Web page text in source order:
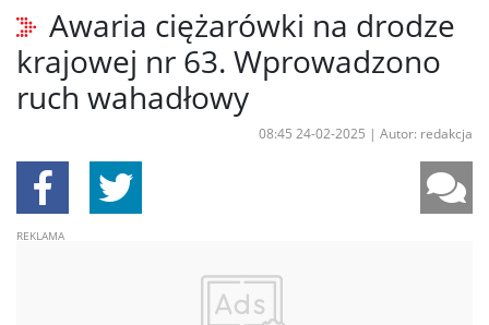
Awaria ciężarówki na drodze
krajowej nr 63. Wprowadzono
ruch wahadłowy
08:45 24-02-2025 | Autor: redakcja